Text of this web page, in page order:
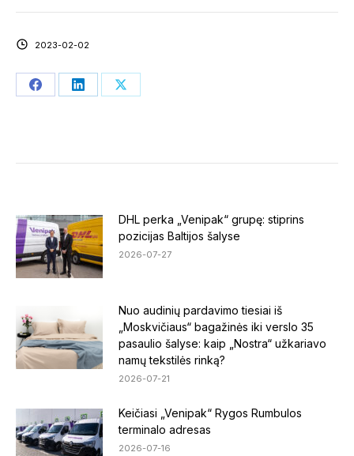
2023-02-02
Share Share Share
DHL perka „Venipak“ grupę: stiprins
pozicijas Baltijos šalyse
2026-07-27
Nuo audinių pardavimo tiesiai iš
„Moskvičiaus“ bagažinės iki verslo 35
pasaulio šalyse: kaip „Nostra“ užkariavo
namų tekstilės rinką?
2026-07-21
Keičiasi „Venipak“ Rygos Rumbulos
terminalo adresas
2026-07-16